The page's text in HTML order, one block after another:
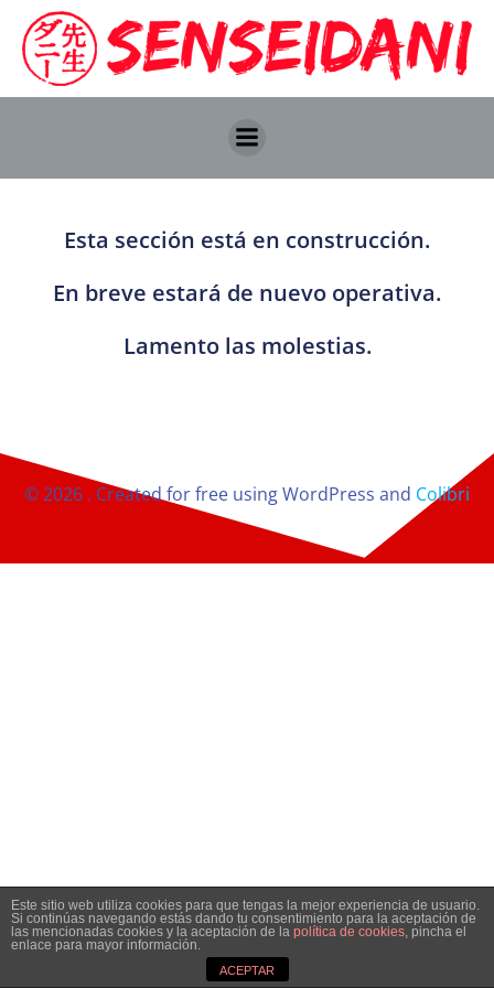
Esta sección está en construcción.
En breve estará de nuevo operativa.
Lamento las molestias.
© 2026 . Created for free using WordPress and Colibri
Este sitio web utiliza cookies para que tengas la mejor experiencia de usuario.
Si continúas navegando estás dando tu consentimiento para la aceptación de
las mencionadas cookies y la aceptación de la política de cookies, pincha el
enlace para mayor información.
ACEPTAR